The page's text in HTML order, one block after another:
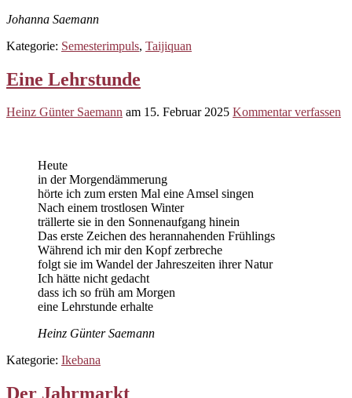
Johanna Saemann
Kategorie: Semesterimpuls, Taijiquan
Eine Lehrstunde
Heinz Günter Saemann am 15. Februar 2025 Kommentar verfassen
Heute
in der Morgendämmerung
hörte ich zum ersten Mal eine Amsel singen
Nach einem trostlosen Winter
trällerte sie in den Sonnenaufgang hinein
Das erste Zeichen des herannahenden Frühlings
Während ich mir den Kopf zerbreche
folgt sie im Wandel der Jahreszeiten ihrer Natur
Ich hätte nicht gedacht
dass ich so früh am Morgen
eine Lehrstunde erhalte
Heinz Günter Saemann
Kategorie: Ikebana
Der Jahrmarkt